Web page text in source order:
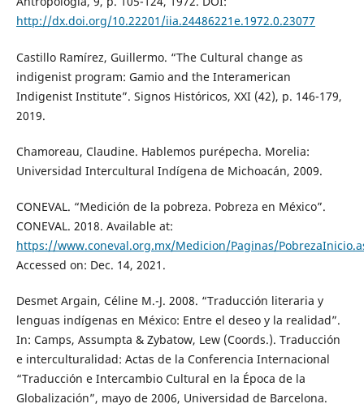
http://dx.doi.org/10.22201/iia.24486221e.1972.0.23077
Castillo Ramírez, Guillermo. “The Cultural change as
indigenist program: Gamio and the Interamerican
Indigenist Institute”. Signos Históricos, XXI (42), p. 146-179,
2019.
Chamoreau, Claudine. Hablemos purépecha. Morelia:
Universidad Intercultural Indígena de Michoacán, 2009.
CONEVAL. “Medición de la pobreza. Pobreza en México”.
CONEVAL. 2018. Available at:
https://www.coneval.org.mx/Medicion/Paginas/
Accessed on: Dec. 14, 2021.
Desmet Argain, Céline M.-J. 2008. “Traducción literaria y
lenguas indígenas en México: Entre el deseo y la realidad”.
In: Camps, Assumpta & Zybatow, Lew (Coords.). Traducción
e interculturalidad: Actas de la Conferencia Internacional
“Traducción e Intercambio Cultural en la Época de la
Globalización”, mayo de 2006, Universidad de Barcelona.